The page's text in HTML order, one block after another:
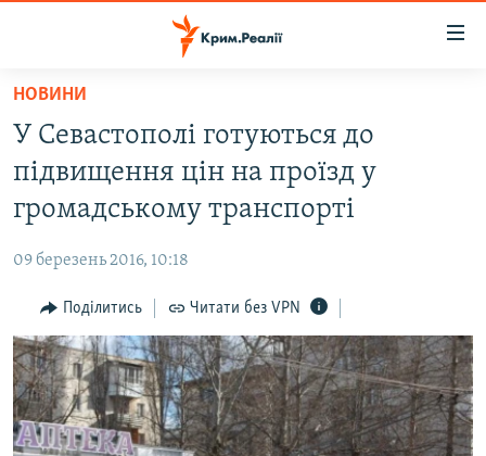
Перейти
основного
матеріалу
до
основної
навігації
Перейти
до
пошуку
БЛОГИ
ПОГЛЯД
ІНТЕРВ'Ю
ВСЕ ЗА ДЕНЬ
СПЕЦПРОЕКТИ
НОВИНИ
У Севастополі готуються до
підвищення цін на проїзд у
громадському транспорті
09 березень 2016, 10:18
Поділитись Читати без VPN